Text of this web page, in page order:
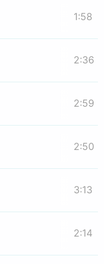
1:58
2:36
2:59
2:50
3:13
2:14